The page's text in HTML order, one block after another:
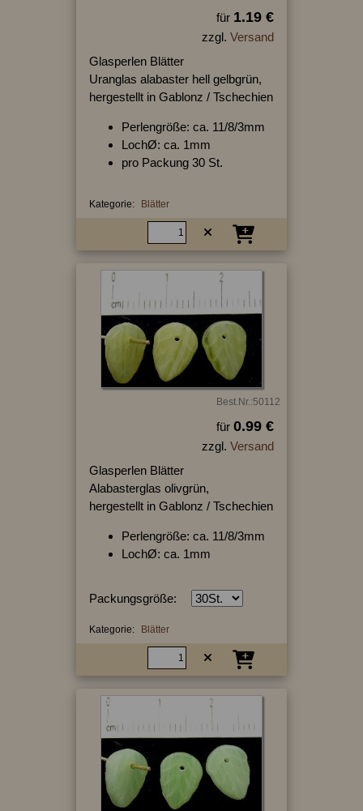
für 1.19 €
zzgl. Versand
Glasperlen Blätter
Uranglas alabaster hell gelbgrün,
hergestellt in Gablonz / Tschechien
Perlengröße: ca. 11/8/3mm
LochØ: ca. 1mm
pro Packung 30 St.
Kategorie: Blätter
Best.Nr.:50112
für 0.99 €
zzgl. Versand
Glasperlen Blätter
Alabasterglas olivgrün,
hergestellt in Gablonz / Tschechien
Perlengröße: ca. 11/8/3mm
LochØ: ca. 1mm
Packungsgröße:
Kategorie: Blätter